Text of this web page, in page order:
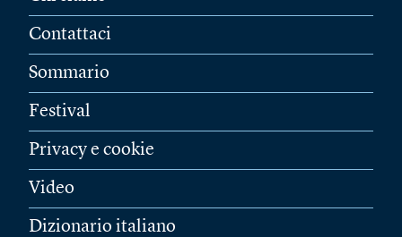
Contattaci
Sommario
Festival
Privacy e cookie
Video
Dizionario italiano